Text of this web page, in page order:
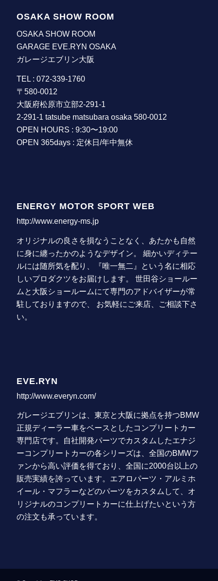
OSAKA SHOW ROOM
OSAKA SHOW ROOM
GARAGE EVE.RYN OSAKA
ガレージエブリン大阪
TEL : 072-339-1760
〒580-0012
大阪府松原市立部2-291-1
2-291-1 tatsube matsubara osaka 580-0012
OPEN HOURS : 9:30〜19:00
OPEN 365days : 定休日/年中無休
ENERGY MOTOR SPORT WEB
http://www.energy-ms.jp
オリジナルの良さを損なうことなく、あたかも自然
に身に纏ったかのようなデザイン。 細かいディテー
ルには随所気を配り、『唯一無二』という名に相応
しいプロダクツをお届けします。 世田谷ショールー
ムと大阪ショールームにて専門のアドバイザーが常
駐しておりますので、 お気軽にご来店、ご相談下さ
い。
EVE.RYN
http://www.everyn.com/
ガレージエブリンは、東京と大阪に拠点を持つBMW
正規ディーラー車をベースとしたコンプリートカー
専門店です。自社開発パーツでカスタムしたエナジ
ーコンプリートカーの各シリーズは、全国のBMWフ
ァンから高い評価を得ており、全国に2000台以上の
販売実績を誇っています。エアロパーツ・アルミホ
イール・マフラーなどのパーツをカスタムして、オ
リジナルのコンプリートカーに仕上げたいという方
の注文も承っています。